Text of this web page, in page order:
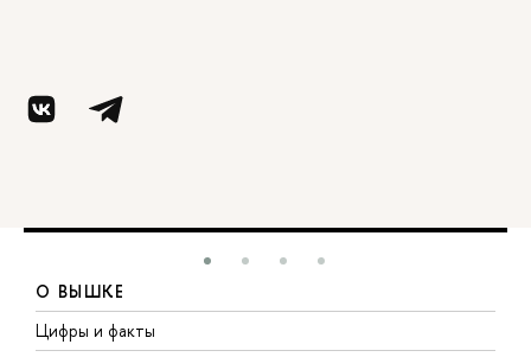
О ВЫШКЕ
Цифры и факты